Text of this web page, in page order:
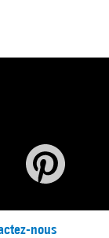
nous